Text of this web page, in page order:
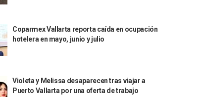
Coparmex Vallarta reporta caída en ocupación
hotelera en mayo, junio y julio
Violeta y Melissa desaparecen tras viajar a
Puerto Vallarta por una oferta de trabajo